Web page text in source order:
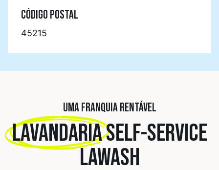
CÓDIGO POSTAL
45215
UMA FRANQUIA RENTÁVEL
LAVANDARIASELF-SERVICE
LAWASH